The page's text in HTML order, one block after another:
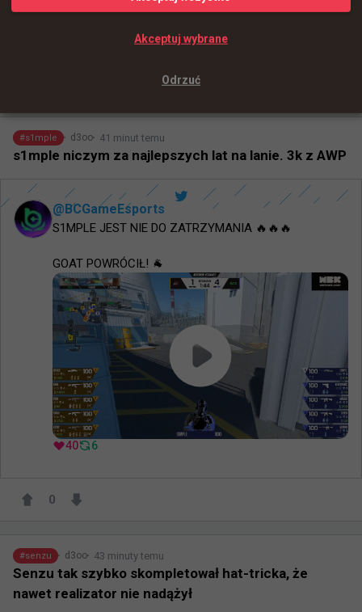
- Damian "daps" Steele
#s1mple d3oo 41 minut temu
s1mple niczym za najlepszych lat na lanie. 3k z AWP
@BCGameEsports
S1MPLE JEST NIE DO ZATRZYMANIA 🔥🔥🔥
GOAT POWRÓCIŁ! 🐐
40 6
0
#senzu d3oo 43 minuty temu
Senzu tak szybko skompletował hat-tricka, że
nawet realizator nie nadążył
Odrzuć
Akceptuj wybrane